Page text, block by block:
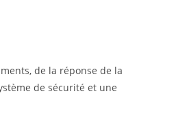
de la réponse de la
de sécurité et une